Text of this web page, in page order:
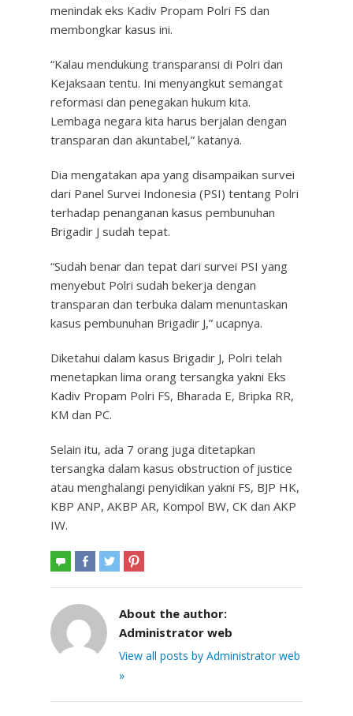
menindak eks Kadiv Propam Polri FS dan
membongkar kasus ini.
“Kalau mendukung transparansi di Polri dan
Kejaksaan tentu. Ini menyangkut semangat
reformasi dan penegakan hukum kita.
Lembaga negara kita harus berjalan dengan
transparan dan akuntabel,” katanya.
Dia mengatakan apa yang disampaikan survei
dari Panel Survei Indonesia (PSI) tentang Polri
terhadap penanganan kasus pembunuhan
Brigadir J sudah tepat.
“Sudah benar dan tepat dari survei PSI yang
menyebut Polri sudah bekerja dengan
transparan dan terbuka dalam menuntaskan
kasus pembunuhan Brigadir J,” ucapnya.
Diketahui dalam kasus Brigadir J, Polri telah
menetapkan lima orang tersangka yakni Eks
Kadiv Propam Polri FS, Bharada E, Bripka RR,
KM dan PC.
Selain itu, ada 7 orang juga ditetapkan
tersangka dalam kasus obstruction of justice
atau menghalangi penyidikan yakni FS, BJP HK,
KBP ANP, AKBP AR, Kompol BW, CK dan AKP
IW.
About the author:
Administrator web
View all posts by Administrator web
»